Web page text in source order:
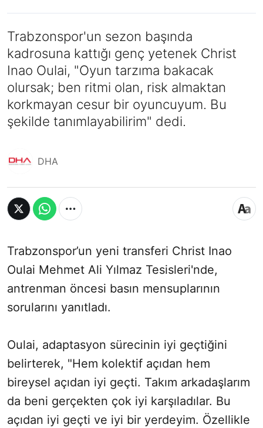
Trabzonspor'un sezon başında
kadrosuna kattığı genç yetenek Christ
Inao Oulai, "Oyun tarzıma bakacak
olursak; ben ritmi olan, risk almaktan
korkmayan cesur bir oyuncuyum. Bu
şekilde tanımlayabilirim" dedi.
DHA
Trabzonspor’un yeni transferi Christ Inao
Oulai Mehmet Ali Yılmaz Tesisleri'nde,
antrenman öncesi basın mensuplarının
sorularını yanıtladı.
Oulai, adaptasyon sürecinin iyi geçtiğini
belirterek, "Hem kolektif açıdan hem
bireysel açıdan iyi geçti. Takım arkadaşlarım
da beni gerçekten çok iyi karşıladılar. Bu
açıdan iyi geçti ve iyi bir yerdeyim. Özellikle